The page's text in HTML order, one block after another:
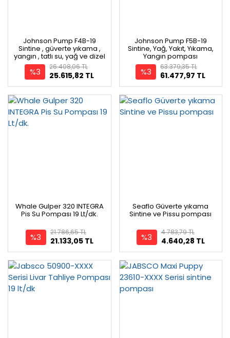
Johnson Pump F4B-19
Sintine , güverte yıkama ,
yangın , tatlı su, yağ ve dizel
pompası
%3 25.615,82 TL
26.408,06 TL
Johnson Pump F5B-19
Sintine, Yağ, Yakıt, Yıkama,
Yangın pompası
%3 61.477,97 TL
63.379,35 TL
Whale Gulper 320 INTEGRA
Pis Su Pompası 19 Lt/dk.
%3 21.133,05 TL
21.786,65 TL
Seaflo Güverte yıkama
Sintine ve Pissu pompası
%3 4.640,28 TL
4.783,79 TL